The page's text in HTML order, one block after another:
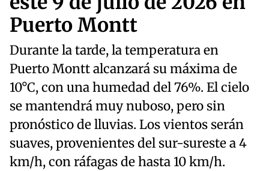
Puerto Montt
Durante la tarde, la temperatura en
Puerto Montt alcanzará su máxima de
10°C, con una humedad del 76%. El cielo
se mantendrá muy nuboso, pero sin
pronóstico de lluvias. Los vientos serán
suaves, provenientes del sur-sureste a 4
km/h, con ráfagas de hasta 10 km/h.